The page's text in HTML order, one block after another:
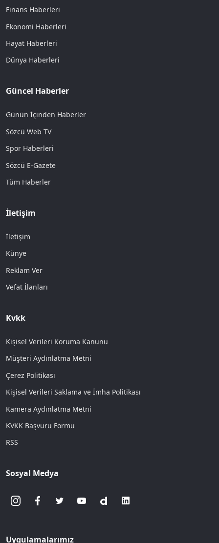
Finans Haberleri
Ekonomi Haberleri
Hayat Haberleri
Dünya Haberleri
Güncel Haberler
Günün İçinden Haberler
Sözcü Web TV
Spor Haberleri
Sözcü E-Gazete
Tüm Haberler
İletişim
İletişim
Künye
Reklam Ver
Vefat İlanları
Kvkk
Kişisel Verileri Koruma Kanunu
Müşteri Aydınlatma Metni
Çerez Politikası
Kişisel Verileri Saklama ve İmha Politikası
Kamera Aydınlatma Metni
KVKK Başvuru Formu
RSS
Sosyal Medya
Uygulamalarımız